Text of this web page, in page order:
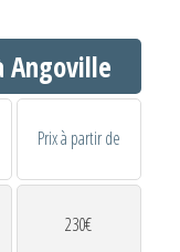
Angoville
Prix à partir de
230€